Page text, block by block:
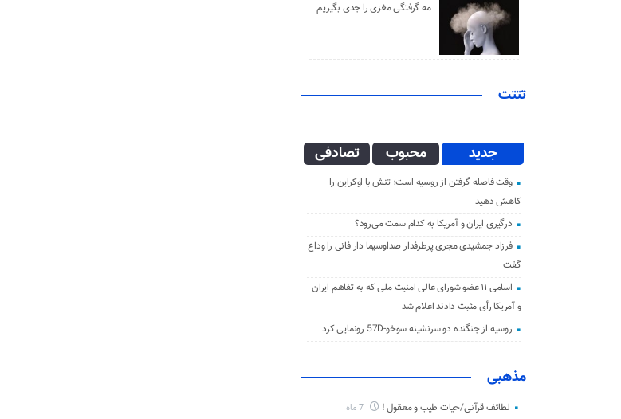
مه گرفتگی مغزی را جدی بگیریم
تتتت
جدید محبوب تصادفی
وقت فاصله گرفتن از روسیه است؛ تنش با اوکراین را
کاهش دهید
درگیری ایران و آمریکا به کدام سمت می‌رود؟
فرزاد جمشیدی مجری پرطرفدار صداوسیما دار فانی را وداع
گفت
اسامی ۱۱ عضو شورای عالی امنیت ملی که به تفاهم ایران
و آمریکا رأی مثبت دادند اعلام شد
روسیه از جنگنده دو سرنشینه سوخو-57D رونمایی کرد
مذهبی
لطائف قرآنی/حیات طیب و معقول !